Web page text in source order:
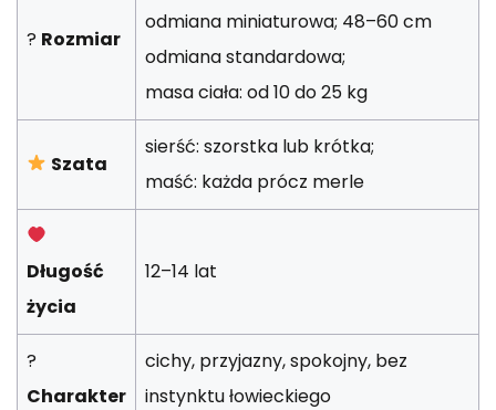
? Rozmiar
odmiana miniaturowa; 48–60 cm
odmiana standardowa;
masa ciała: od 10 do 25 kg
Szata
sierść: szorstka lub krótka;
maść: każda prócz merle
Długość
życia
12–14 lat
?
Charakter
cichy, przyjazny, spokojny, bez
instynktu łowieckiego